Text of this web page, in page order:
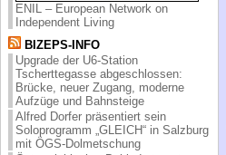
ENIL – European Network on
Independent Living
BIZEPS-INFO
Upgrade der U6-Station
Tscherttegasse abgeschlossen:
Brücke, neuer Zugang, moderne
Aufzüge und Bahnsteige
Alfred Dorfer präsentiert sein
Soloprogramm „GLEICH“ in Salzburg
mit ÖGS-Dolmetschung